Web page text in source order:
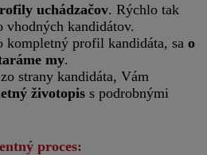
uchádzačov. Rýchlo tak
vhodných kandidátov.
kompletný profil kandidáta, sa o
my.
strany kandidáta, Vám
životopis s podrobnými
proces: